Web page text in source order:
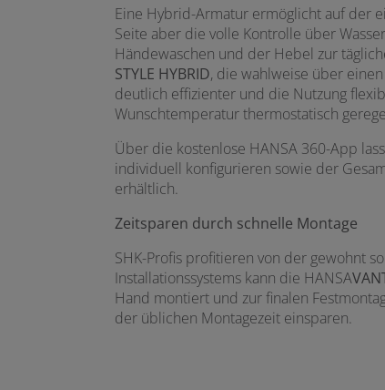
Eine Hybrid-Armatur ermöglicht auf der
Seite aber die volle Kontrolle über
Händewaschen und der Hebel zur
STYLE HYBRID, die wahlweise über
deutlich effizienter und die Nutzung
Wunschtemperatur thermostatisch
Über die kostenlose HANSA 360-App
individuell konfigurieren sowie der
erhältlich.
Zeitsparen durch schnelle Montage
SHK-Profis profitieren von der gewohnt
Installationssystems kann die HANSA
Hand montiert und zur finalen
der üblichen Montagezeit einsparen.